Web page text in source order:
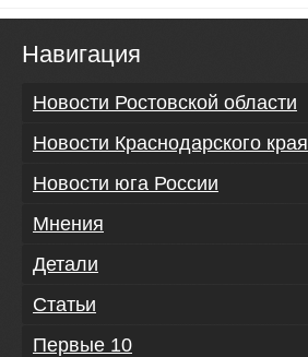
Навигация
Новости Ростовской области
Новости Краснодарского края
Новости юга России
Мнения
Детали
Статьи
Первые 10